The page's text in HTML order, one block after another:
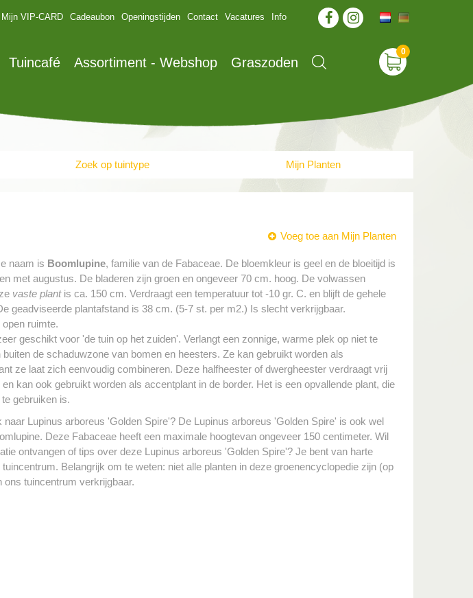
Mijn VIP-CARD Cadeaubon Openingstijden Contact Vacatures Info
Tuincafé Assortiment - Webshop Graszoden
Zoek op tuintype Mijn Planten
Voeg toe aan Mijn Planten
naam is Boomlupine, familie van de Fabaceae. De bloemkleur is geel en de bloeitijd is
met augustus. De bladeren zijn groen en ongeveer 70 cm. hoog. De volwassen
vaste plantis ca. 150 cm. Verdraagt een temperatuur tot -10 gr. C. en blijft de gehele
geadviseerde plantafstand is 38 cm. (5-7 st. per m2.) Is slecht verkrijgbaar.
ruimte.
geschikt voor 'de tuin op het zuiden'. Verlangt een zonnige, warme plek op niet te
buiten de schaduwzone van bomen en heesters. Ze kan gebruikt worden als
ze laat zich eenvoudig combineren. Deze halfheester of dwergheester verdraagt vrij
kan ook gebruikt worden als accentplant in de border. Het is een opvallende plant, die
gebruiken is.
naar Lupinus arboreus 'Golden Spire'? De Lupinus arboreus 'Golden Spire' is ook wel
Deze Fabaceae heeft een maximale hoogtevan ongeveer 150 centimeter. Wil
ontvangen of tips over deze Lupinus arboreus 'Golden Spire'? Je bent van harte
Belangrijk om te weten: niet alle planten in deze groenencyclopedie zijn (op
ons tuincentrum verkrijgbaar.